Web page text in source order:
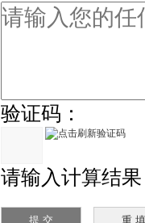
验证码：
请输入计算结果